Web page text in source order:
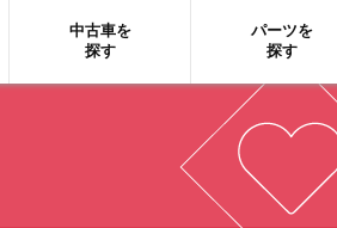
中古車を
探す
パーツを
探す